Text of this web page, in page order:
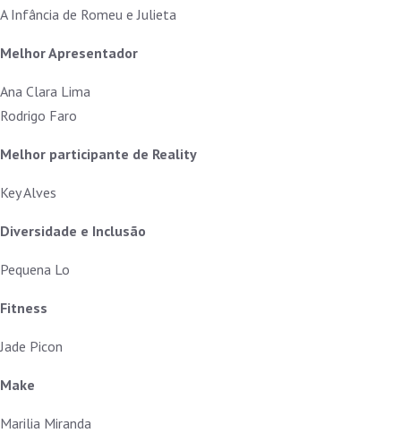
A Infância de Romeu e Julieta
Melhor Apresentador
Ana Clara Lima
Rodrigo Faro
Melhor participante de Reality
Key Alves
Diversidade e Inclusão
Pequena Lo
Fitness
Jade Picon
Make
Marilia Miranda